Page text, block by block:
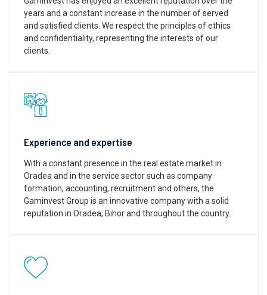
years and a constant increase in the number of served
and satisfied clients. We respect the principles of ethics
and confidentiality, representing the interests of our
clients.
Experience and expertise
With a constant presence in the real estate market in
Oradea and in the service sector such as company
formation, accounting, recruitment and others, the
Gaminvest Group is an innovative company with a solid
reputation in Oradea, Bihor and throughout the country.